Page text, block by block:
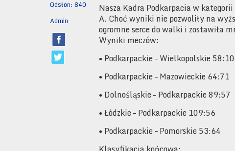
Odsłon: 840
Admin
Nasza Kadra Podkarpacia w
A. Choć wyniki nie pozwoliły na
ogromne serce do walki i zostawiła
Wyniki meczów:
• Podkarpackie – Wielkopolskie
• Podkarpackie – Mazowieckie 64:71
• Dolnośląskie – Podkarpackie 89:57
• Łódzkie – Podkarpackie 109:56
• Podkarpackie – Pomorskie 53:64